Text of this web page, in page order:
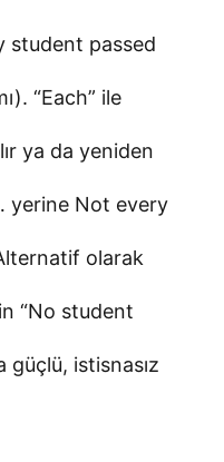
student passed
“Each” ile
ya da yeniden
yerine Not every
olarak
“No student
güçlü, istisnasız